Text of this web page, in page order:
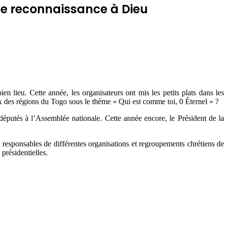
reconnaissance à Dieu
lieu. Cette année, les organisateurs ont mis les petits plats dans les
régions du Togo sous le thème « Qui est comme toi, 0 Éternel » ?
à l’Assemblée nationale. Cette année encore, le Président de la
de différentes organisations et regroupements chrétiens de